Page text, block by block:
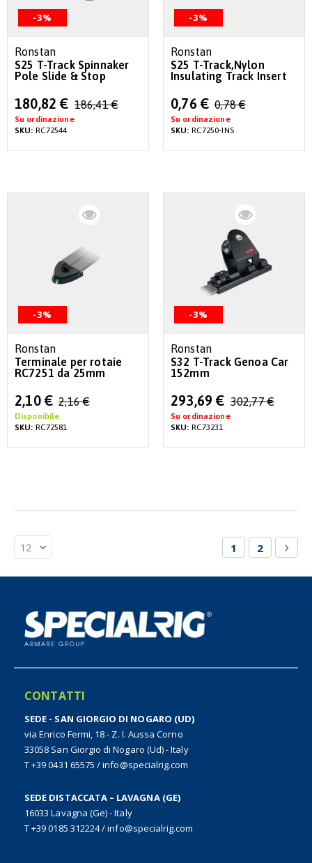
-3%
Ronstan
S25 T-Track Spinnaker
Pole Slide & Stop
Special
Price
180,82 € 186,41 €
Su ordinazione
SKU: RC72544
-3%
Ronstan
S25 T-Track,Nylon
Insulating Track Insert
Special
Price
0,76 € 0,78 €
Su ordinazione
SKU: RC7250-INS
-3%
Ronstan
Terminale per rotaie
RC7251 da 25mm
Special
Price
2,10 € 2,16 €
Disponibile
SKU: RC72581
-3%
Ronstan
S32 T-Track Genoa Car
152mm
Special
Price
293,69 € 302,77 €
Su ordinazione
SKU: RC73231
Pagina
Attualmente
1 Pagina
2
CONTATTI
SEDE - SAN GIORGIO DI NOGARO (UD)
via Enrico Fermi, 18 - Z. I. Aussa Corno
33058 San Giorgio di Nogaro (Ud) - Italy
T +39 0431 65575 /info@specialrig.com
SEDE DISTACCATA – LAVAGNA (GE)
16033 Lavagna (Ge) - Italy
T +39 0185 312224/info@specialrig.com